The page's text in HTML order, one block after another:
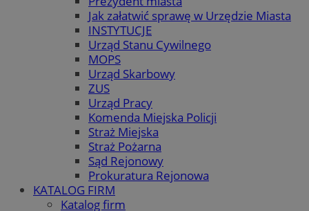
Jak załatwić sprawę w Urzędzie Miasta
INSTYTUCJE
Urząd Stanu Cywilnego
MOPS
Urząd Skarbowy
ZUS
Urząd Pracy
Komenda Miejska Policji
Straż Miejska
Straż Pożarna
Sąd Rejonowy
Prokuratura Rejonowa
KATALOG FIRM
Katalog firm